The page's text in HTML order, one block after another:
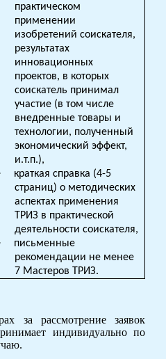
практическом
применении
изобретений соискателя,
результатах
инновационных
проектов, в которых
соискатель принимал
участие (в том числе
внедренные товары и
технологии, полученный
экономический эффект,
и.т.п.),
краткая справка (4-5
страниц) о методических
аспектах применения
ТРИЗ в практической
деятельности соискателя,
письменные
рекомендации не менее
7 Мастеров ТРИЗ.
за рассмотрение заявок
индивидуально по